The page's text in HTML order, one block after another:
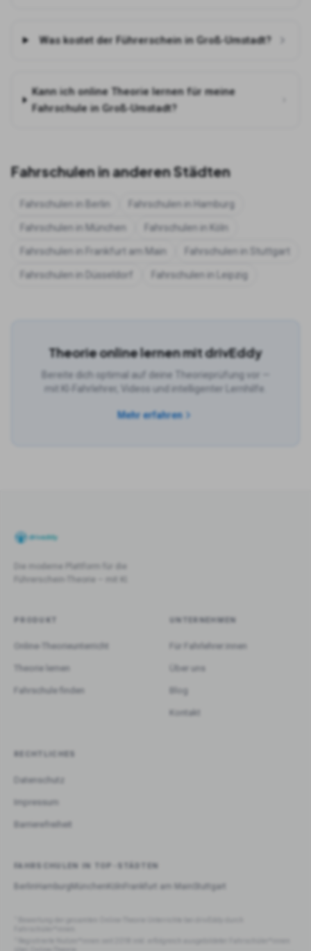
Was kostet der Führerschein in Groß-Umstadt?
Kann ich online Theorie lernen für meine
Fahrschule in Groß-Umstadt?
Fahrschulen in anderen Städten
Fahrschulen in Berlin Fahrschulen in Hamburg
Fahrschulen in München Fahrschulen in Köln
Fahrschulen in Frankfurt am Main Fahrschulen in Stuttgart
Fahrschulen in Düsseldorf Fahrschulen in Leipzig
Theorie online lernen mit drivEddy
Bereite dich optimal auf deine Theorieprüfung vor —
mit KI-Fahrlehrer, Videos und intelligenter Lernhilfe.
Mehr erfahren
PRODUKT
Online-Theorieunterricht
Theorie lernen
Fahrschule finden
UNTERNEHMEN
Für Fahrlehrer:innen
Über uns
Blog
Kontakt
RECHTLICHES
Datenschutz
Impressum
Barrierefreiheit
FAHRSCHULEN IN TOP-STÄDTEN
Berlin Hamburg München Frankfurt am Main Stuttgart